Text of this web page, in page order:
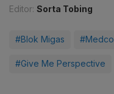
Editor: Sorta Tobing
#Blok Migas #Medco
#Give Me Perspective